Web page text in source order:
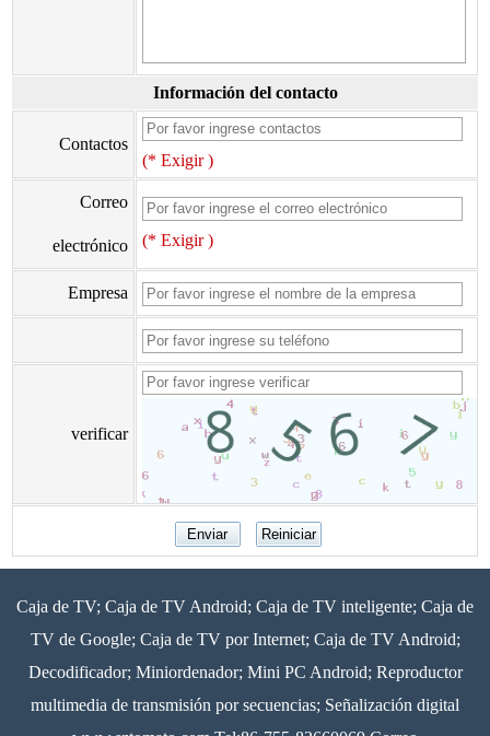
Información del contacto
Contactos
(* Exigir )
Correo
electrónico (* Exigir )
Empresa
verificar
Caja de TV; Caja de TV Android; Caja de TV inteligente; Caja de
TV de Google; Caja de TV por Internet; Caja de TV Android;
Decodificador; Miniordenador; Mini PC Android; Reproductor
multimedia de transmisión por secuencias; Señalización digital